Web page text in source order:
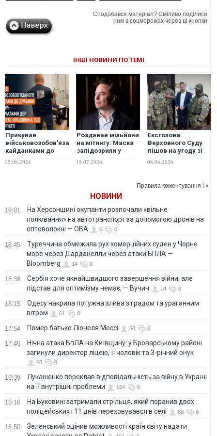
Сподобався матеріал? Сміливо поділися
ним в соцмережах через ці кнопки
ІНШІ НОВИНИ ПО ТЕМІ
Прикував
військовозобов’язаного
кайданками до
ніч: судитимуть
05.08.2026
Роздавав мільйони
на мітингу: Маска
запідозрили у
виборів до
15.07.2026
Ексголова
Верховного Суду
пішов на угоду зі
отримав 5 років
08.06.2026
Правила коментування ! »
НОВИНИ
19:01
На Херсонщині окупанти розпочали «вільне
полювання» на автотранспорт за допомогою дронів на
оптоволокні — ОВА
6 0
18:45
Туреччина обмежила рух комерційних суден у Чорне
море через Дарданелли через атаки БПЛА —
Bloomberg
14 0
18:38
Сербія хоче якнайшвидшого завершення війни, але
підстав для оптимізму немає, — Вучич
14 0
18:15
Одесу накрила потужна злива з градом та ураганним
вітром
61 0
17:54 Помер батько Ліонеля Мессі 60 0
17:45
Нічна атака БпЛА на Київщину: у Броварському районі
загинули директор ліцею, її чоловік та 3-річний онук
60 0
16:39
Лукашенко переклав відповідальність за війну в Україні
на її внутрішні проблеми
164 0
16:16
На Буковині затримали стрільця, який поранив двох
поліцейських і 11 днів переховувався в селі
80 0
15:50
Зеленський оцінив можливості країн світу надати